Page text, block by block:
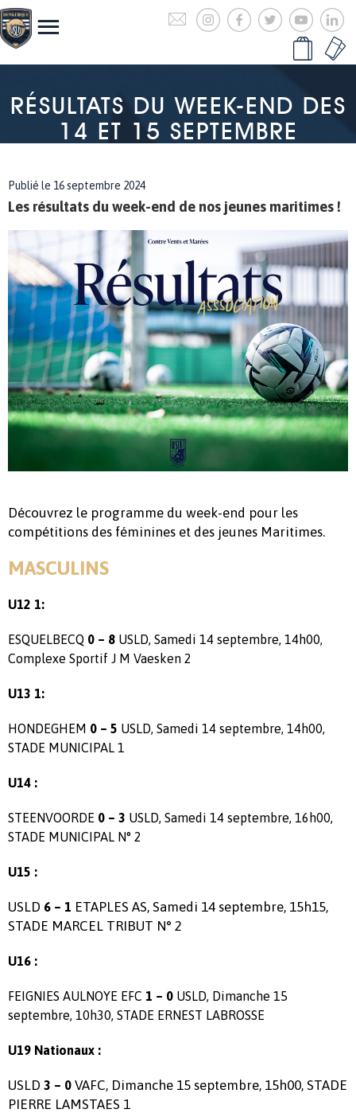
RÉSULTATS DU WEEK-END DES
14 ET 15 SEPTEMBRE
Publié le 16 septembre 2024
Les résultats du week-end de nos jeunes maritimes !
Découvrez le programme du week-end pour les
compétitions des féminines et des jeunes Maritimes.
MASCULINS
U12 1:
ESQUELBECQ 0 – 8 USLD, Samedi 14 septembre, 14h00,
Complexe Sportif J M Vaesken 2
U13 1:
HONDEGHEM 0 – 5 USLD, Samedi 14 septembre, 14h00,
STADE MUNICIPAL 1
U14 :
STEENVOORDE 0 – 3 USLD, Samedi 14 septembre, 16h00,
STADE MUNICIPAL N° 2
U15 :
USLD 6 – 1 ETAPLES AS, Samedi 14 septembre, 15h15,
STADE MARCEL TRIBUT N° 2
U16 :
FEIGNIES AULNOYE EFC 1 – 0 USLD, Dimanche 15
septembre, 10h30, STADE ERNEST LABROSSE
U19 Nationaux :
USLD 3 – 0 VAFC, Dimanche 15 septembre, 15h00, STADE
PIERRE LAMSTAES 1